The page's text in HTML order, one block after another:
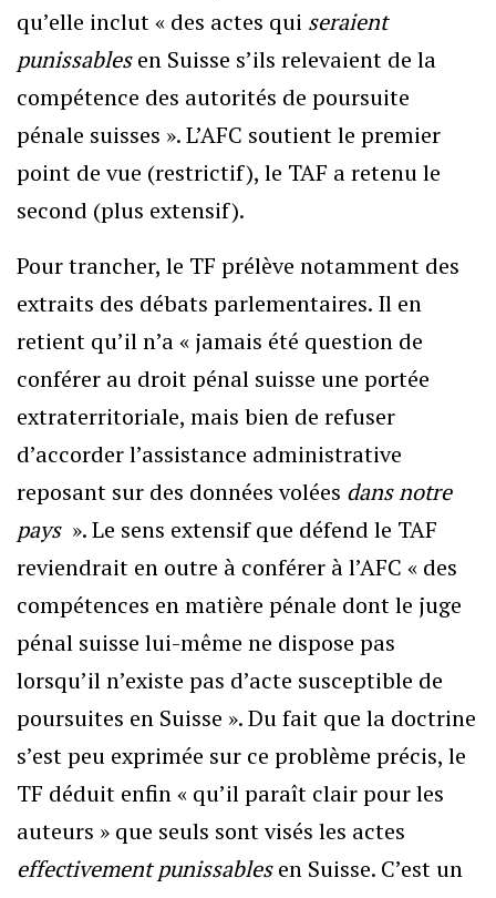
qu’elle inclut « des actes qui seraient
punissablesen Suisse s’ils relevaient de la
compétence des autorités de poursuite
pénale suisses ». L’AFC soutient le premier
point de vue (restrictif), le TAF a retenu le
second (plus extensif).
Pour trancher, le TF prélève notamment des
extraits des débats parlementaires. Il en
retient qu’il n’a « jamais été question de
conférer au droit pénal suisse une portée
extraterritoriale, mais bien de refuser
d’accorder l’assistance administrative
reposant sur des données volées dans notre
pays ». Le sens extensif que défend le TAF
reviendrait en outre à conférer à l’AFC « des
compétences en matière pénale dont le juge
pénal suisse lui-même ne dispose pas
lorsqu’il n’existe pas d’acte susceptible de
poursuites en Suisse ». Du fait que la doctrine
s’est peu exprimée sur ce problème précis, le
TF déduit enfin « qu’il paraît clair pour les
auteurs » que seuls sont visés les actes
effectivement punissablesen Suisse. C’est un